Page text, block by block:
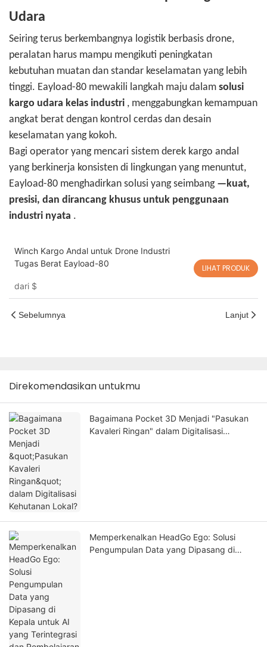
Udara
Seiring terus berkembangnya logistik berbasis drone,
peralatan harus mampu mengikuti peningkatan
kebutuhan muatan dan standar keselamatan yang lebih
tinggi. Eayload-80 mewakili langkah maju dalam solusi
kargo udara kelas industri , menggabungkan kemampuan
angkat berat dengan kontrol cerdas dan desain
keselamatan yang kokoh.
Bagi operator yang mencari sistem derek kargo andal
yang berkinerja konsisten di lingkungan yang menuntut,
Eayload-80 menghadirkan solusi yang seimbang —kuat,
presisi, dan dirancang khusus untuk penggunaan
industri nyata .
Winch Kargo Andal untuk Drone Industri
Tugas Berat Eayload-80
dari $
LIHAT PRODUK
Sebelumnya Lanjut
Direkomendasikan untukmu
Bagaimana Pocket 3D Menjadi "Pasukan
Kavaleri Ringan" dalam Digitalisasi
Memperkenalkan HeadGo Ego: Solusi
Pengumpulan Data yang Dipasang di